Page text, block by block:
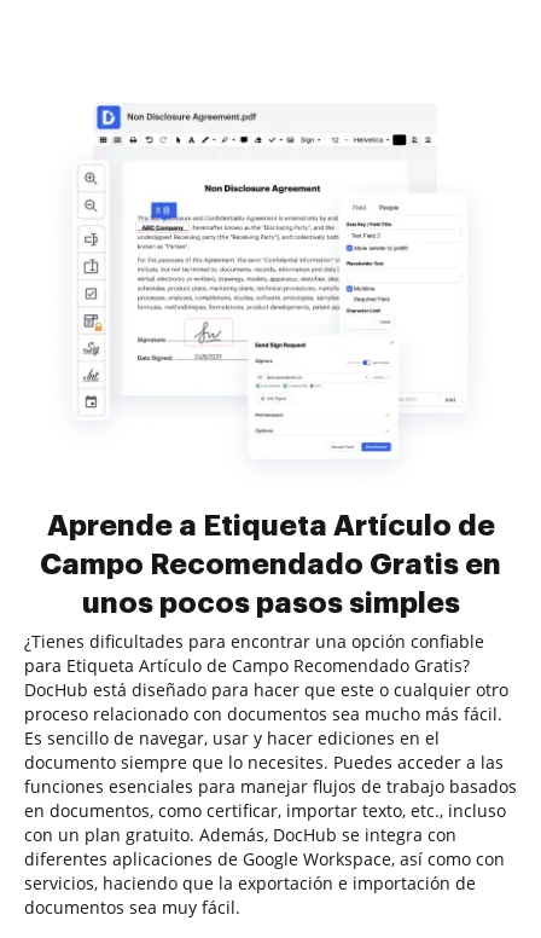
Aprende a Etiqueta Artículo de
Campo Recomendado Gratis en
unos pocos pasos simples
¿Tienes dificultades para encontrar una opción confiable
para Etiqueta Artículo de Campo Recomendado Gratis?
DocHub está diseñado para hacer que este o cualquier otro
proceso relacionado con documentos sea mucho más fácil.
Es sencillo de navegar, usar y hacer ediciones en el
documento siempre que lo necesites. Puedes acceder a las
funciones esenciales para manejar flujos de trabajo basados
en documentos, como certificar, importar texto, etc., incluso
con un plan gratuito. Además, DocHub se integra con
diferentes aplicaciones de Google Workspace, así como con
servicios, haciendo que la exportación e importación de
documentos sea muy fácil.